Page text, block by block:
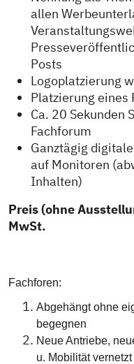
allen
Posts
Logoplatzierung
Platzierung eines
Ca. 20 Sekunden
Fachforum
Ganztägig
auf Monitoren
Inhalten)
Preis (ohne
MwSt.
Fachforen:
Abgehängt ohne
begegnen
Neue Antriebe,
u. Mobilität